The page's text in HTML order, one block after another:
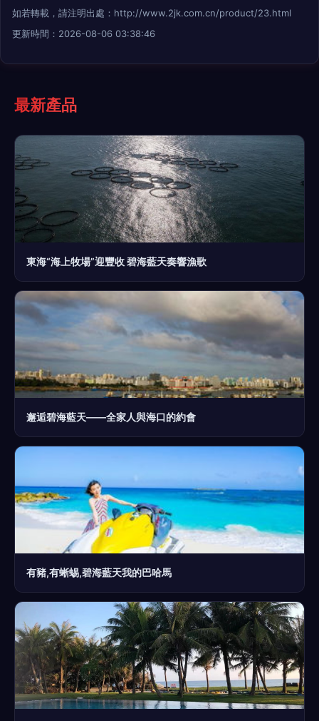
如若轉載，請注明出處：http://www.2jk.com.cn/product/23.html
更新時間：2026-08-06 03:38:46
最新產品
東海“海上牧場”迎豐收 碧海藍天奏響漁歌
邂逅碧海藍天——全家人與海口的約會
有豬,有蜥蜴,碧海藍天我的巴哈馬